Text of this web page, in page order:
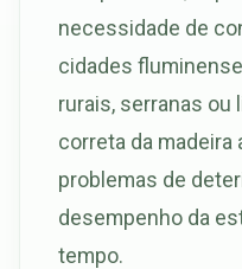
necessidade de
cidades
rurais, serranas ou
correta da madeira
problemas de
desempenho da
tempo.